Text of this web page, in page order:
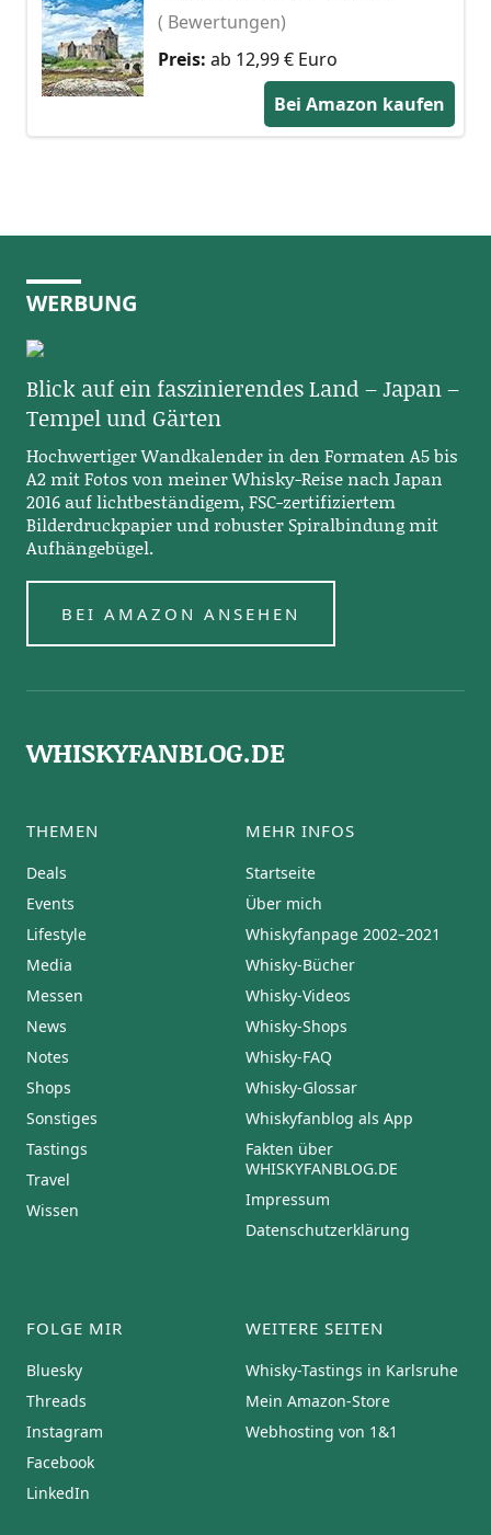
( Bewertungen)
Preis: ab 12,99 € Euro
Bei Amazon kaufen
WERBUNG
Blick auf ein faszinierendes Land – Japan –
Tempel und Gärten
Hochwertiger Wandkalender in den Formaten A5 bis
A2 mit Fotos von meiner Whisky-Reise nach Japan
2016 auf lichtbeständigem, FSC-zertifiziertem
Bilderdruckpapier und robuster Spiralbindung mit
Aufhängebügel.
BEI AMAZON ANSEHEN
WHISKYFANBLOG.DE
THEMEN
Deals
Events
Lifestyle
Media
Messen
News
Notes
Shops
Sonstiges
Tastings
Travel
Wissen
MEHR INFOS
Startseite
Über mich
Whiskyfanpage 2002–2021
Whisky-Bücher
Whisky-Videos
Whisky-Shops
Whisky-FAQ
Whisky-Glossar
Whiskyfanblog als App
Fakten über
WHISKYFANBLOG.DE
Impressum
Datenschutzerklärung
FOLGE MIR
Bluesky
Threads
Instagram
Facebook
LinkedIn
WEITERE SEITEN
Whisky-Tastings in Karlsruhe
Mein Amazon-Store
Webhosting von 1&1